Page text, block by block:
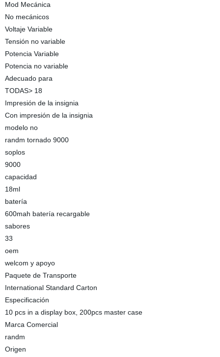
Mod Mecánica
No mecánicos
Voltaje Variable
Tensión no variable
Potencia Variable
Potencia no variable
Adecuado para
TODAS> 18
Impresión de la insignia
Con impresión de la insignia
modelo no
randm tornado 9000
soplos
9000
capacidad
18ml
batería
600mah batería recargable
sabores
33
oem
welcom y apoyo
Paquete de Transporte
International Standard Carton
Especificación
10 pcs in a display box, 200pcs master case
Marca Comercial
randm
Origen